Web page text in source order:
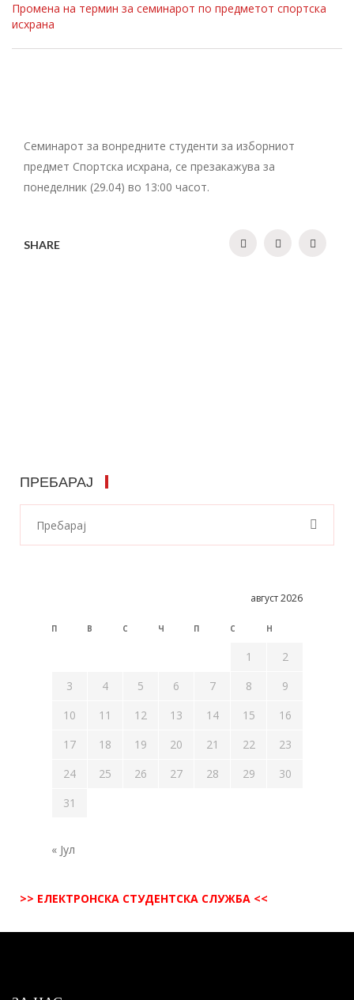
Промена на термин за семинарот по предметот спортска
исхрана
Семинарот за вонредните студенти за изборниот
предмет Спортска исхрана, се презакажува за
понеделник (29.04) во 13:00 часот.
SHARE
ПРЕБАРАЈ
август 2026
П В С Ч П С Н
1
2
3
4 5 6 7 8
9
10
11 12 13 14 15
16
17
18 19 20 21 22
23
24
25 26 27 28 29
30
31
« Јул
>> ЕЛЕКТРОНСКА СТУДЕНТСКА СЛУЖБА <<